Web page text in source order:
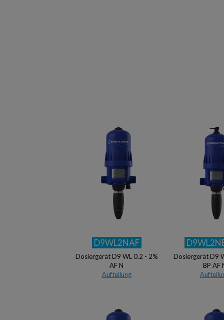
D9WL2NAF
Dosiergerät D9 WL 0.2 - 2%
AF N
Aufteilung
Dosiergerät D9
BP AF